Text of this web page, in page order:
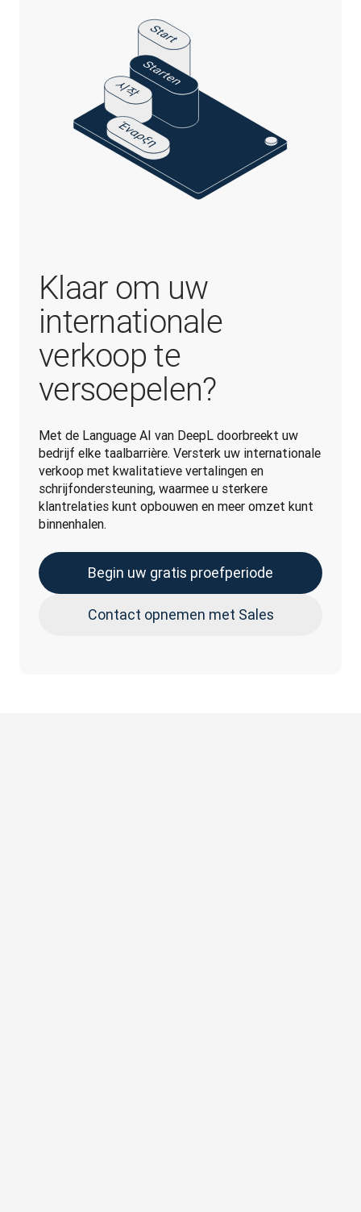
Klaar om uw
internationale
verkoop te
versoepelen?
Met de Language AI van DeepL doorbreekt uw
bedrijf elke taalbarrière. Versterk uw internationale
verkoop met kwalitatieve vertalingen en
schrijfondersteuning, waarmee u sterkere
klantrelaties kunt opbouwen en meer omzet kunt
binnenhalen.
Begin uw gratis proefperiode
Contact opnemen met Sales